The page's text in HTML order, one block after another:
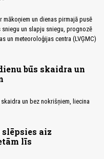
mākoņiem un dienas pirmajā pusē
un slapju sniegu, prognozē
un meteoroloģijas centra (LVĢMC)
būs skaidra un
un bez nokrišņiem, liecina
slēpsies aiz
līs